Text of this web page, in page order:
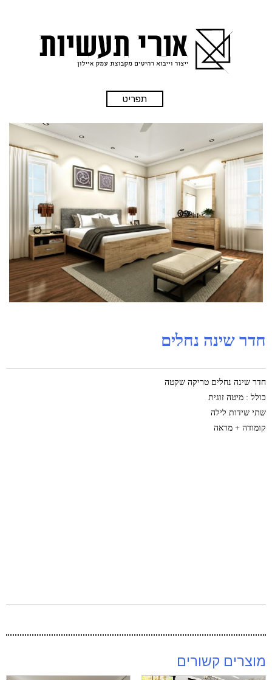
תפריט
חדר שינה נחלים
חדר שינה נחלים טריקה שקטה
כולל : מיטה זוגית
שתי שידות לילה
קומודה + מראה
מוצרים קשורים